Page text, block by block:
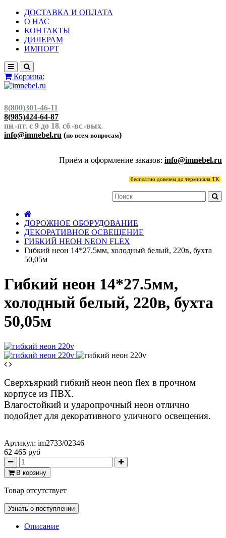
ДОСТАВКА И ОПЛАТА
О НАС
КОНТАКТЫ
ДИЛЕРАМ
ИМПОРТ
Корзина:
8(800)301-46-11
8(985)424-64-87
пн.-пт. с 9 до 18, сб.-вс.-вых.
info@imnebel.ru (по всем вопросам)
Приём и оформление заказов: info@imnebel.ru
бесплатно довезем до терминала ТК
ДОРОЖНОЕ ОБОРУДОВАНИЕ
ДЕКОРАТИВНОЕ ОСВЕЩЕНИЕ
ГИБКИЙ НЕОН NEON FLEX
Гибкий неон 14*27.5мм, холодный белый, 220в, бухта
50,05м
Гибкий неон 14*27.5мм,
холодный белый, 220в, бухта
50,05м
Сверхъяркий гибкий неон neon flex в прочном
корпусе из ПВХ.
Влагостойкий и ударопрочный неон отлично
подойдет для декоративного уличного освещения.
Артикул: im2733/02346
62 465 руб
В корзину
Товар отсутствует
Узнать о поступлении
Описание